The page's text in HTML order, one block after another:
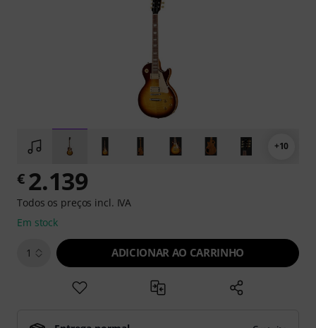
+10
€ 2.139
Todos os preços incl. IVA
Em stock
1 ADICIONAR AO CARRINHO